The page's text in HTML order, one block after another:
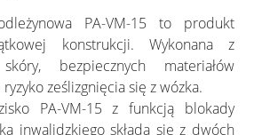
PA-VM-15 to produkt
konstrukcji. Wykonana z
bezpiecznych materiałów
ześlizgnięcia się z wózka.
PA-VM-15 z funkcją blokady
inwalidzkiego składa się z dwóch